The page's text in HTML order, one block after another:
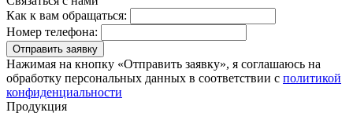
Как к вам обращаться:
Номер телефона:
Отправить заявку
Нажимая на кнопку «Отправить заявку», я соглашаюсь на
обработку персональных данных в соответствии с политикой
конфиденциальности
Продукция